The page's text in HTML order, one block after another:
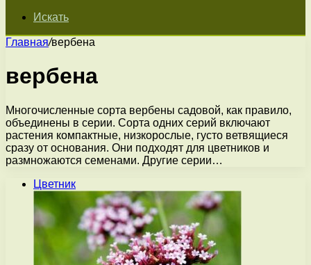
Искать
Главная/вербена
вербена
Многочисленные сорта вербены садовой, как правило,
объединены в серии. Сорта одних серий включают
растения компактные, низкорослые, густо ветвящиеся
сразу от основания. Они подходят для цветников и
размножаются семенами. Другие серии…
Цветник